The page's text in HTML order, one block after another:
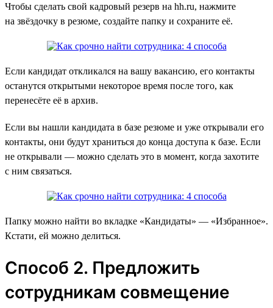
Чтобы сделать свой кадровый резерв на hh.ru, нажмите
на звёздочку в резюме, создайте папку и сохраните её.
Если кандидат откликался на вашу вакансию, его контакты
останутся открытыми некоторое время после того, как
перенесёте её в архив.
Если вы нашли кандидата в базе резюме и уже открывали его
контакты, они будут храниться до конца доступа к базе. Если
не открывали — можно сделать это в момент, когда захотите
с ним связаться.
Папку можно найти во вкладке «‎Кандидаты» — «Избранное».
Кстати, ей можно делиться.
Способ 2. Предложить
сотрудникам совмещение